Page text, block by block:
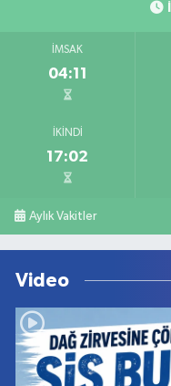
İMSAK
04:11
İKINDI
17:02
Aylık Vakitler
Video